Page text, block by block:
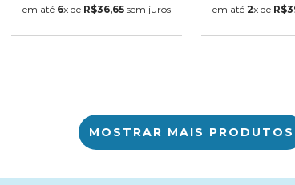
em até 6x de R$36,65sem juros em até2x de
MOSTRAR MAIS PRODUTOS